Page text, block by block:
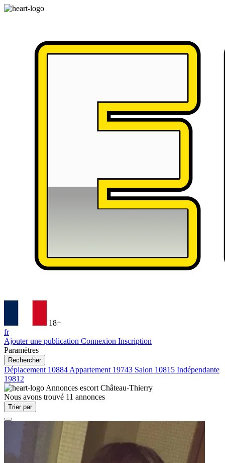
18+
fr
Ajouter une publication Connexion Inscription
Paramètres
Rechercher
Déplacement 10884 Appartement 19743 Salon 10815 Indépendante
19812
Annonces escort Château-Thierry
Nous avons trouvé 11 annonces
Trier par